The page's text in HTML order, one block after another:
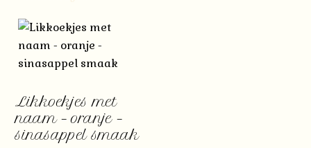
Likkoekjes met
naam – oranje –
sinasappel smaak